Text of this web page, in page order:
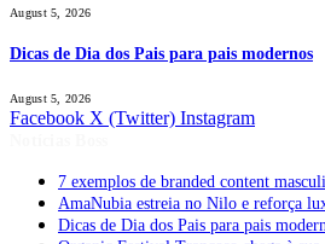
August 5, 2026
Dicas de Dia dos Pais para pais modernos
August 5, 2026
Facebook X (Twitter) Instagram
7 exemplos de branded content
AmaNubia estreia no Nilo e reforça
Dicas de Dia dos Pais para pais